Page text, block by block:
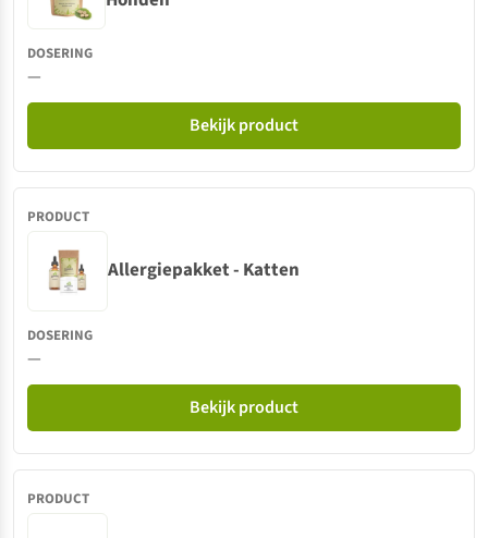
—
Bekijk product
Allergiepakket - Katten
—
Bekijk product